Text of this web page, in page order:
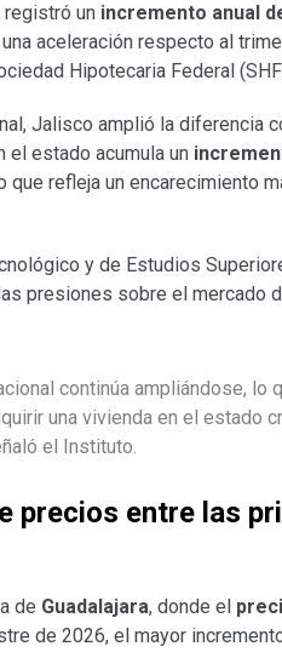
un incremento anual
aceleración respecto al
Hipotecaria Federal
Jalisco amplió la diferencia
el estado acumula un
que refleja un encarecimiento
y de Estudios
presiones sobre el mercado
continúa ampliándose, lo
una vivienda en el estado
el Instituto.
precios entre las
de Guadalajara, donde el
de 2026, el mayor